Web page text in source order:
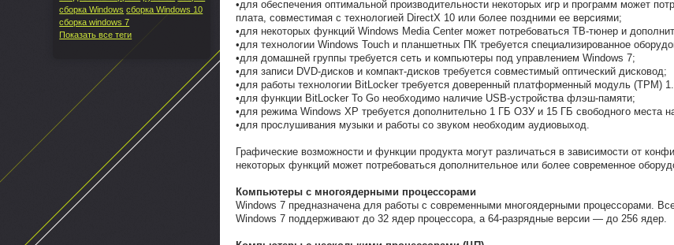
•для обеспечения оптимальной производительности некоторых игр и программ может
плата, совместимая с технологией DirectX 10 или более поздними ее версиями;
•для некоторых функций Windows Media Center может потребоваться ТВ-тюнер и
•для технологии Windows Touch и планшетных ПК требуется специализированное
•для домашней группы требуется сеть и компьютеры под управлением Windows 7;
•для записи DVD-дисков и компакт-дисков требуется совместимый оптический дисковод;
•для работы технологии BitLocker требуется доверенный платформенный модуль (TPM)
•для функции BitLocker To Go необходимо наличие USB-устройства флэш-памяти;
•для режима Windows XP требуется дополнительно 1 ГБ ОЗУ и 15 ГБ свободного места
•для прослушивания музыки и работы со звуком необходим аудиовыход.
Графические возможности и функции продукта могут различаться в зависимости от
некоторых функций может потребоваться дополнительное или более современное
Компьютеры с многоядерными процессорами
Windows 7 предназначена для работы с современными многоядерными процессорами.
Windows 7 поддерживают до 32 ядер процессора, а 64-разрядные версии — до 256 ядер.
сборка Windows сборка Windows 10
сборка windows 7
Показать все теги